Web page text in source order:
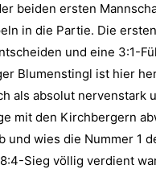
beiden ersten
in die Partie. Die
und eine 3:1-
Blumenstingl ist hier
als absolut nervenstark
mit den Kirchbergern
und wies die Nummer 1
Sieg völlig verdient